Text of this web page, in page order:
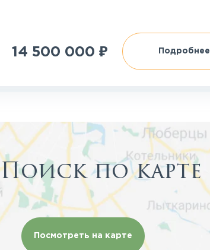
14 500 000 ₽ Подробнее
Поиск по карте
Посмотреть на карте